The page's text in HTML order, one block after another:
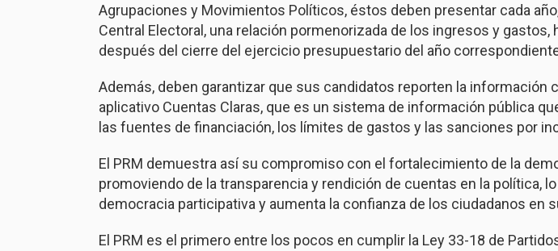
Agrupaciones y Movimientos Políticos, éstos deben presentar cada
Central Electoral, una relación pormenorizada de los ingresos y gastos,
después del cierre del ejercicio presupuestario del año
Además, deben garantizar que sus candidatos reporten la información
aplicativo Cuentas Claras, que es un sistema de información pública
las fuentes de financiación, los límites de gastos y las sanciones por
El PRM demuestra así su compromiso con el fortalecimiento de la
promoviendo de la transparencia y rendición de cuentas en la política,
democracia participativa y aumenta la confianza de los ciudadanos en
El PRM es el primero entre los pocos en cumplir la Ley 33-18 de